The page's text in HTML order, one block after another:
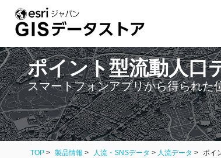
ポイント型流動人口
スマートフォンアプリから得られた
TOP 製品情報 人流・SNSデータ > 人流データ ポイ